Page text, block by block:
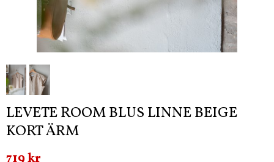
LEVETE ROOM BLUS LINNE BEIGE
KORT ÄRM
719 kr